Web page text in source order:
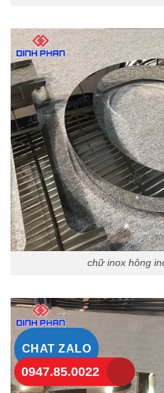
CHAT ZALO
0947.85.0022
chữ inox hông